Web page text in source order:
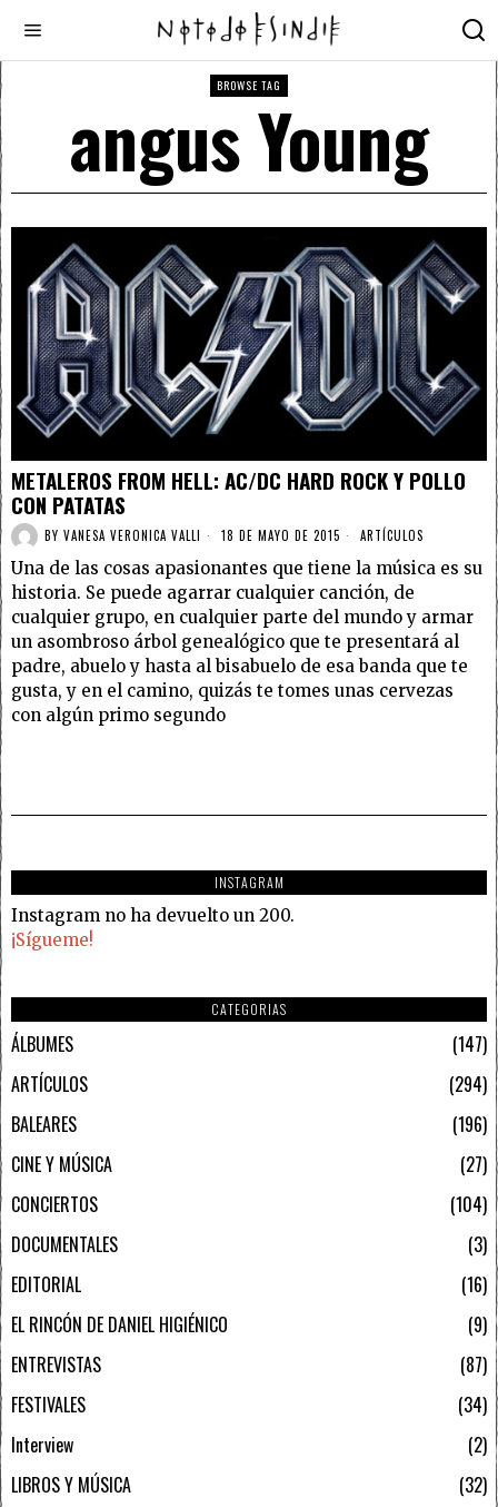
BROWSE TAG
angus Young
METALEROS FROM HELL: AC/DC HARD ROCK Y POLLO
CON PATATAS
BY VANESA VERONICA VALLI 18 DE MAYO DE 2015 ARTÍCULOS
Una de las cosas apasionantes que tiene la música es su
historia. Se puede agarrar cualquier canción, de
cualquier grupo, en cualquier parte del mundo y armar
un asombroso árbol genealógico que te presentará al
padre, abuelo y hasta al bisabuelo de esa banda que te
gusta, y en el camino, quizás te tomes unas cervezas
con algún primo segundo
INSTAGRAM
Instagram no ha devuelto un 200.
¡Sígueme!
CATEGORIAS
ÁLBUMES
147
ARTÍCULOS
294
BALEARES
196
CINE Y MÚSICA
27
CONCIERTOS
104
DOCUMENTALES
3
EDITORIAL
16
EL RINCÓN DE DANIEL HIGIÉNICO
9
ENTREVISTAS
87
FESTIVALES
34
Interview
2
LIBROS Y MÚSICA
32